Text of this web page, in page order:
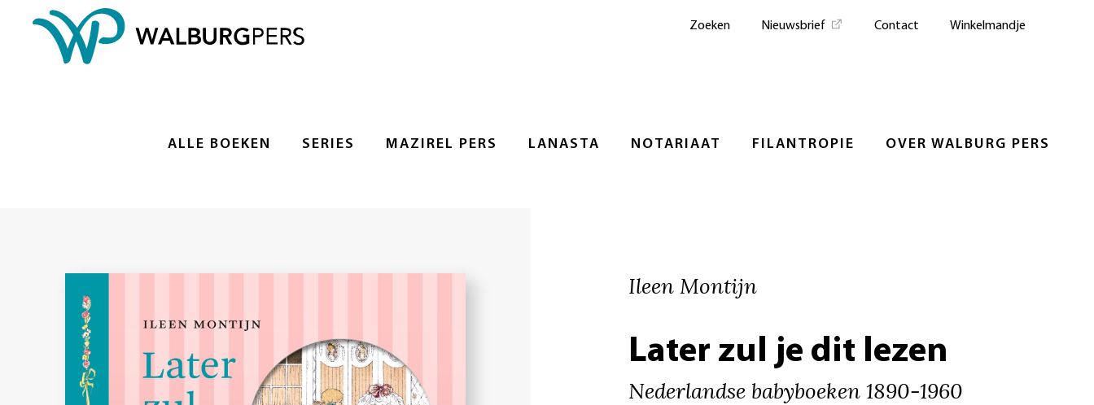
ALLE BOEKEN SERIES MAZIREL PERS LANASTA NOTARIAAT FILANTROPIE OVER WALBURG PERS
Zoeken Nieuwsbrief Contact Winkelmandje
Ileen Montijn
Later zul je dit lezen
Nederlandse babyboeken 1890-1960